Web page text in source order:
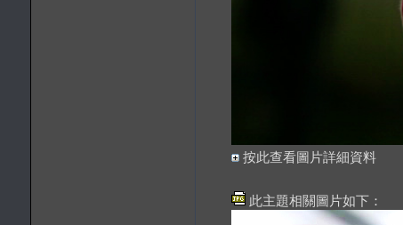
按此查看圖片詳細資料
此主題相關圖片如下：